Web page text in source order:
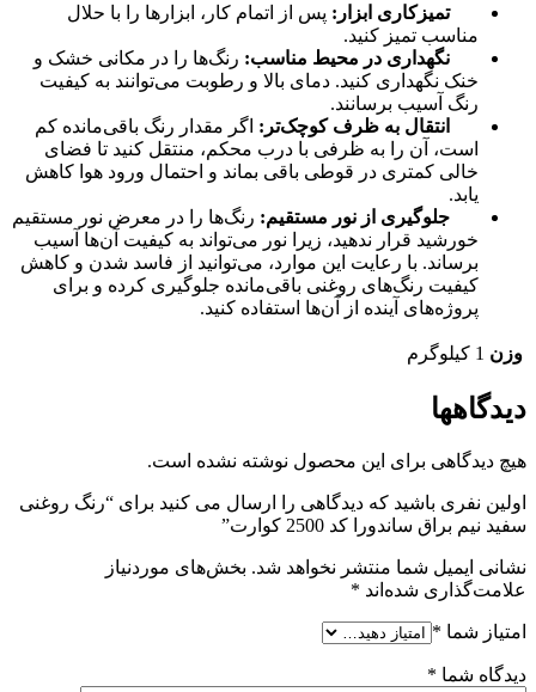
تمیزکاری ابزار: پس از اتمام کار، ابزارها را با حلال
مناسب تمیز کنید.
نگهداری در محیط مناسب: رنگ‌ها را در مکانی خشک و
خنک نگهداری کنید. دمای بالا و رطوبت می‌توانند به کیفیت
رنگ آسیب برسانند.
انتقال به ظرف کوچک‌تر: اگر مقدار رنگ باقی‌مانده کم
است، آن را به ظرفی با درب محکم، منتقل کنید تا فضای
خالی کمتری در قوطی باقی بماند و احتمال ورود هوا کاهش
یابد.
جلوگیری از نور مستقیم: رنگ‌ها را در معرض نور مستقیم
خورشید قرار ندهید، زیرا نور می‌تواند به کیفیت آن‌ها آسیب
برساند. با رعایت این موارد، می‌توانید از فاسد شدن و کاهش
کیفیت رنگ‌های روغنی باقی‌مانده جلوگیری کرده و برای
پروژه‌های آینده از آن‌ها استفاده کنید.
وزن 1 کیلوگرم
دیدگاهها
هیچ دیدگاهی برای این محصول نوشته نشده است.
اولین نفری باشید که دیدگاهی را ارسال می کنید برای “رنگ روغنی
سفید نیم براق ساندورا کد 2500 کوارت”
نشانی ایمیل شما منتشر نخواهد شد. بخش‌های موردنیاز
علامت‌گذاری شده‌اند *
امتیاز شما *
دیدگاه شما *